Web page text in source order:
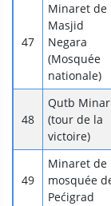
Minaret de
Masjid
Negara
(Mosquée
nationale)
Qutb Minar
(tour de la
victoire)
Minaret de
mosquée
Pećigrad